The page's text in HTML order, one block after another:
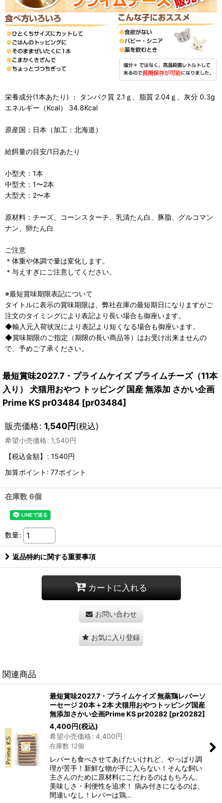
栄養成分(1本あたり) ： タンパク質 2.1ｇ、脂質 2.04ｇ、灰分 0.3g
エネルギー（Kcal） 34.8Kcal
原産国：日本（加工：北海道）
給餌量の目安/1日あたり
小型犬：1本
中型犬：1〜2本
大型犬：2〜本
原材料：チーズ、コーンスターチ、乳清たん白、豚脂、グルコマン
ナン、卵たん白
ご注意
＊体重や体調で量は変化します。
＊与えすぎにご注意してください。
※最短賞味期限表記について
タイトルに表示の賞味期限は、弊社在庫の最短期日になりますがご
注文のタイミングにより表記より長い場合も御座います。
◆輸入元入荷状況により表記より短くなる場合も御座います。
◆賞味期限のご指定（期限の長い商品等）はお受け出来ませんの
で、予めご了承ください。
最短賞味2027.7・プライムケイズ プライムチーズ（11本
入り） 犬猫用おやつ トッピング 国産 無添加 さかい企画
Prime KS pr03484 [pr03484]
販売価格: 1,540円(税込)
希望小売価格: 1,540円
【税込金額】
: 1540円
加算ポイント: 77ポイント
在庫数 6個
数量:
返品特約に関する重要事項
カートに入れる
お問い合わせ
お気に入り登録
関連商品
最短賞味2027.7・プライムケイズ 無薬鶏レバーソ
ーセージ 20本＋2本 犬猫用おやつトッピング国産
無添加さかい企画Prime KS pr20282 [pr20282]
4,400円(税込)
希望小売価格: 4,400円
在庫数 12個
レバーも食べさせてあげたいけれど、やっぱり調
理が苦手！新鮮な物が手に入らない！そんな飼い
主さんのために原材料にこだわるのはもちろん、
美味しさ・利便性を追求！ 病み付きになるのは、
間違いなし！レバーは鶏…